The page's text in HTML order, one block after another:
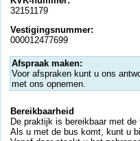
32151179
Vestigingsnummer:
000012477699
Afspraak maken:
Voor afspraken kunt u ons
met ons opnemen.
Bereikbaarheid
De praktijk is bereikbaar met
Als u met de bus komt, kunt u